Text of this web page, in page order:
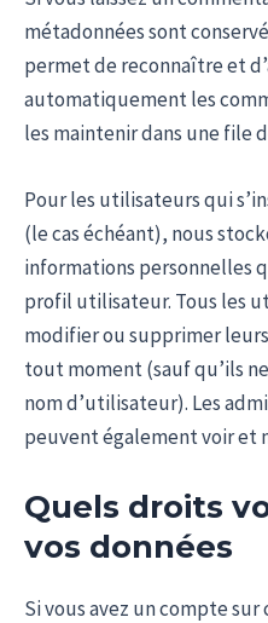
métadonnées sont
permet de reconnaître et
automatiquement les
les maintenir dans une file
Pour les utilisateurs qui
(le cas échéant), nous
informations personnelles
profil utilisateur. Tous les
modifier ou supprimer
tout moment (sauf qu’ils
nom d’utilisateur). Les
peuvent également voir et
Quels droits
vos données
Si vous avez un compte sur